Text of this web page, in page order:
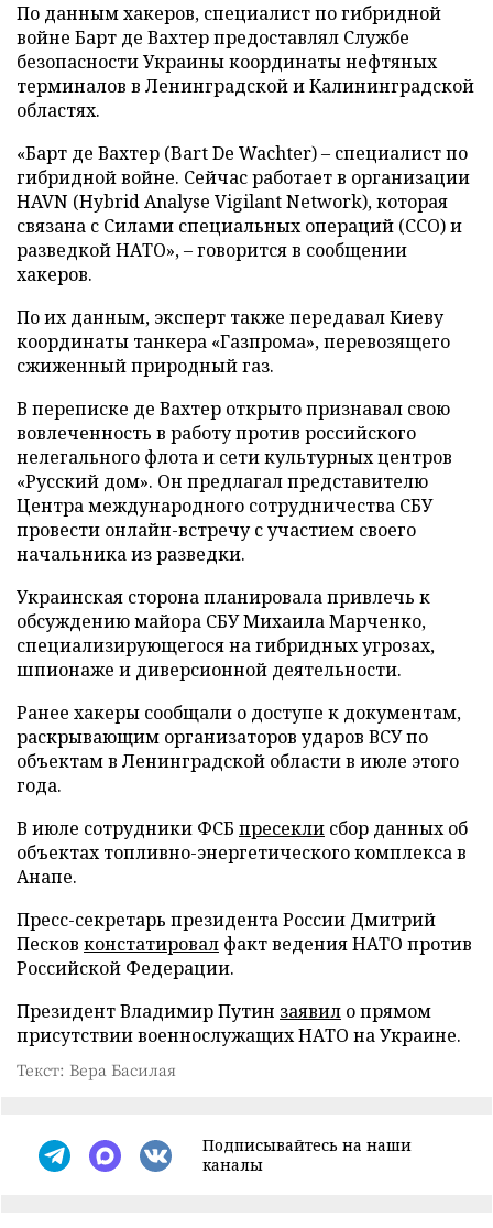
По данным хакеров, специалист по гибридной
войне Барт де Вахтер предоставлял Службе
безопасности Украины координаты нефтяных
терминалов в Ленинградской и Калининградской
областях.
«Барт де Вахтер (Bart De Wachter) – специалист по
гибридной войне. Сейчас работает в организации
HAVN (Hybrid Analyse Vigilant Network), которая
связана с Силами специальных операций (ССО) и
разведкой НАТО», – говорится в сообщении
хакеров.
По их данным, эксперт также передавал Киеву
координаты танкера «Газпрома», перевозящего
сжиженный природный газ.
В переписке де Вахтер открыто признавал свою
вовлеченность в работу против российского
нелегального флота и сети культурных центров
«Русский дом». Он предлагал представителю
Центра международного сотрудничества СБУ
провести онлайн-встречу с участием своего
начальника из разведки.
Украинская сторона планировала привлечь к
обсуждению майора СБУ Михаила Марченко,
специализирующегося на гибридных угрозах,
шпионаже и диверсионной деятельности.
Ранее хакеры сообщали о доступе к документам,
раскрывающим организаторов ударов ВСУ по
объектам в Ленинградской области в июле этого
года.
В июле сотрудники ФСБ пресекли сбор данных об
объектах топливно-энергетического комплекса в
Анапе.
Пресс-секретарь президента России Дмитрий
Песков констатировал факт ведения НАТО против
Российской Федерации.
Президент Владимир Путин заявил о прямом
присутствии военнослужащих НАТО на Украине.
Текст: Вера Басилая
Подписывайтесь на наши
каналы